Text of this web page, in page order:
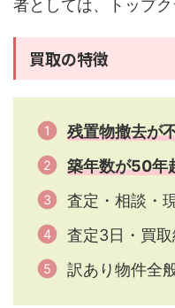
者としては、トップク
買取の特徴
残置物撤去が
築年数が50年
査定・相談・
査定3日・買
訳あり物件全